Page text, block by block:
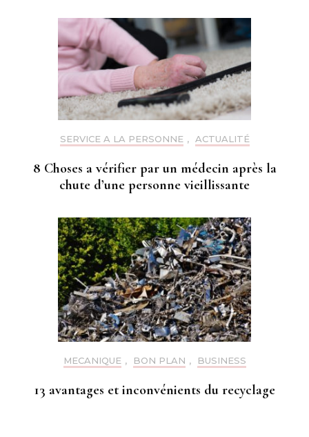
SERVICE A LA PERSONNE , ACTUALITÉ
8 Choses a vérifier par un médecin après la
chute d’une personne vieillissante
MECANIQUE , BON PLAN , BUSINESS
13 avantages et inconvénients du recyclage